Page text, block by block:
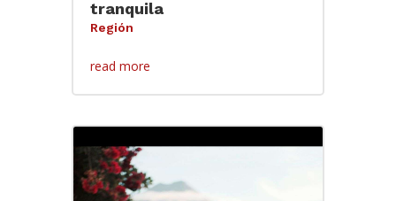
tranquila
Región
read more